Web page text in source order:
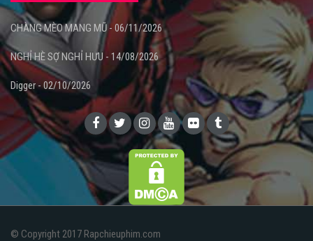
CHÀNG MÈO MANG MŨ - 06/11/2026
NGHỈ HÈ SỢ NGHỈ HƯU - 14/08/2026
Digger - 02/10/2026
© Copyright 2017 Rapchieuphim.com